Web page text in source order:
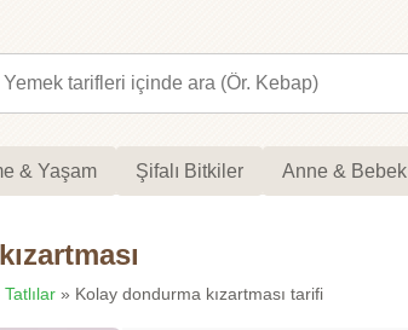
& Yaşam Şifalı Bitkiler Anne & Bebek
Tatlılar » Kolay dondurma kızartması tarifi